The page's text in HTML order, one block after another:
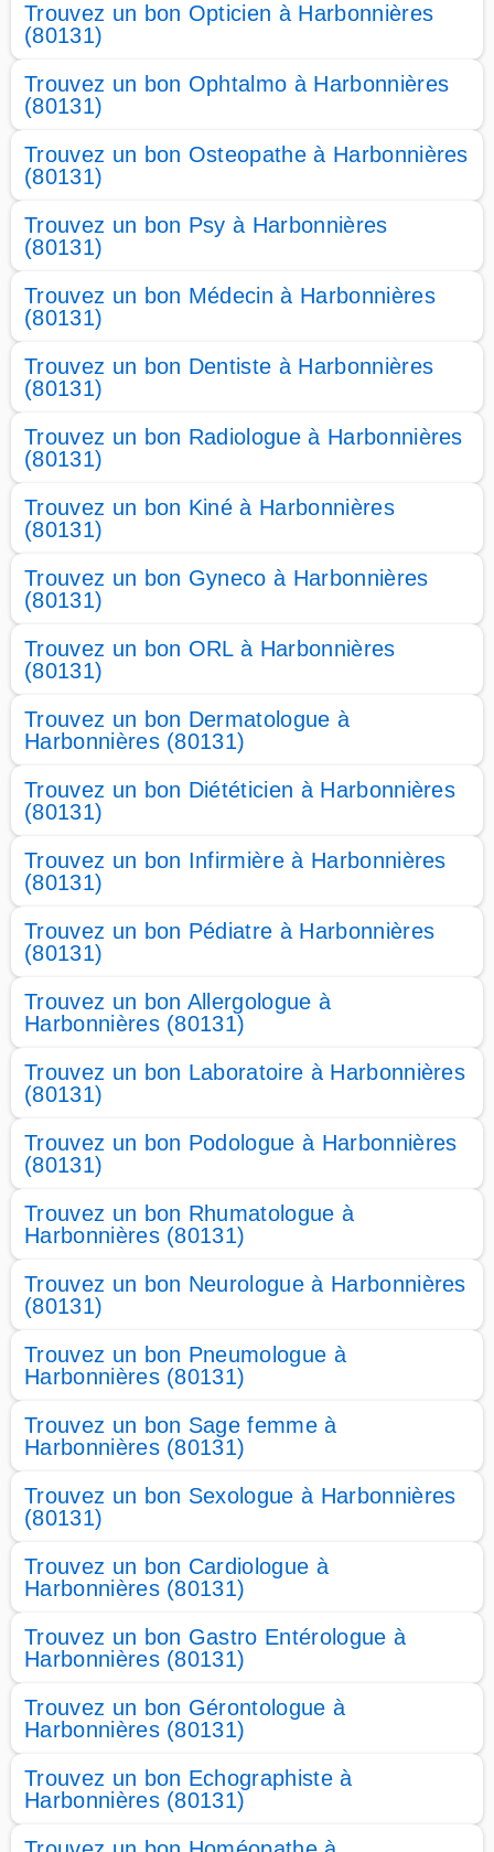
Trouvez un bon Opticien à Harbonnières
(80131)
Trouvez un bon Ophtalmo à Harbonnières
(80131)
Trouvez un bon Osteopathe à Harbonnières
(80131)
Trouvez un bon Psy à Harbonnières
(80131)
Trouvez un bon Médecin à Harbonnières
(80131)
Trouvez un bon Dentiste à Harbonnières
(80131)
Trouvez un bon Radiologue à Harbonnières
(80131)
Trouvez un bon Kiné à Harbonnières
(80131)
Trouvez un bon Gyneco à Harbonnières
(80131)
Trouvez un bon ORL à Harbonnières
(80131)
Trouvez un bon Dermatologue à
Harbonnières (80131)
Trouvez un bon Diététicien à Harbonnières
(80131)
Trouvez un bon Infirmière à Harbonnières
(80131)
Trouvez un bon Pédiatre à Harbonnières
(80131)
Trouvez un bon Allergologue à
Harbonnières (80131)
Trouvez un bon Laboratoire à Harbonnières
(80131)
Trouvez un bon Podologue à Harbonnières
(80131)
Trouvez un bon Rhumatologue à
Harbonnières (80131)
Trouvez un bon Neurologue à Harbonnières
(80131)
Trouvez un bon Pneumologue à
Harbonnières (80131)
Trouvez un bon Sage femme à
Harbonnières (80131)
Trouvez un bon Sexologue à Harbonnières
(80131)
Trouvez un bon Cardiologue à
Harbonnières (80131)
Trouvez un bon Gastro Entérologue à
Harbonnières (80131)
Trouvez un bon Gérontologue à
Harbonnières (80131)
Trouvez un bon Echographiste à
Harbonnières (80131)